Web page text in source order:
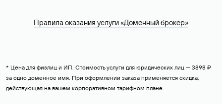
Правила оказания услуги «Доменный брокер»
* Цена для физлиц и ИП. Стоимость услуги для юридических лиц — 3898 ₽
за одно доменное имя. При оформлении заказа применяется скидка,
действующая на вашем корпоративном тарифном плане.